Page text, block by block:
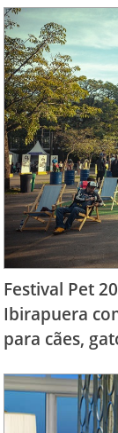
Festival Pet
Ibirapuera
para cães,